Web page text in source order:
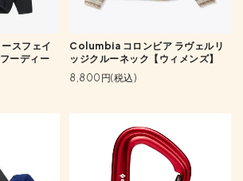
スフェイ
ーディー
Columbia コロンビア ラヴェルリ
ッジクルーネック【ウィメンズ】
8,800円(税込)